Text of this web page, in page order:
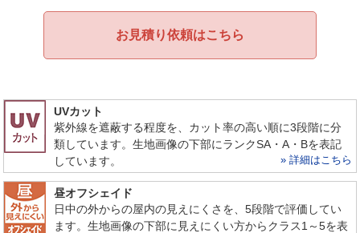
お見積り依頼はこちら
UVカット
紫外線を遮蔽する程度を、カット率の高い順に3段階に分
類しています。生地画像の下部にランクSA・A・Bを表記
しています。
» 詳細はこちら
昼オフシェイド
日中の外からの屋内の見えにくさを、5段階で評価してい
ます。生地画像の下部に見えにくい方からクラス1～5を表